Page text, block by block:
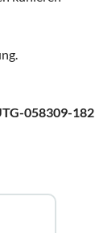
058309-182